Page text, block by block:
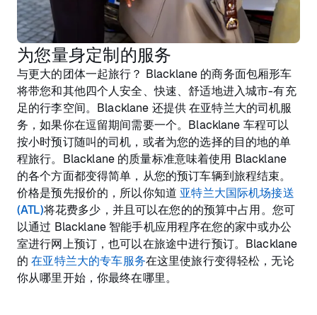
为您量身定制的服务
与更大的团体一起旅行？ Blacklane 的商务面包厢形车
将带您和其他四个人安全、快速、舒适地进入城市-有充
足的行李空间。Blacklane 还提供 在亚特兰大的司机服
务，如果你在逗留期间需要一个。Blacklane 车程可以
按小时预订随叫的司机，或者为您的选择的目的地的单
程旅行。Blacklane 的质量标准意味着使用 Blacklane
的各个方面都变得简单，从您的预订车辆到旅程结束。
价格是预先报价的，所以你知道亚特兰大国际机场接送
(ATL)将花费多少，并且可以在您的的预算中占用。您可
以通过 Blacklane 智能手机应用程序在您的家中或办公
室进行网上预订，也可以在旅途中进行预订。Blacklane
的在亚特兰大的专车服务在这里使旅行变得轻松，无论
你从哪里开始，你最终在哪里。